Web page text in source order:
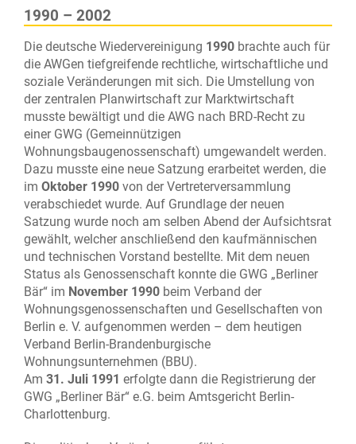
1990 – 2002
Die deutsche Wiedervereinigung 1990 brachte auch für
die AWGen tiefgreifende rechtliche, wirtschaftliche und
soziale Veränderungen mit sich. Die Umstellung von
der zentralen Planwirtschaft zur Marktwirtschaft
musste bewältigt und die AWG nach BRD-Recht zu
einer GWG (Gemeinnützigen
Wohnungsbaugenossenschaft) umgewandelt werden.
Dazu musste eine neue Satzung erarbeitet werden, die
im Oktober 1990 von der Vertreterversammlung
verabschiedet wurde. Auf Grundlage der neuen
Satzung wurde noch am selben Abend der Aufsichtsrat
gewählt, welcher anschließend den kaufmännischen
und technischen Vorstand bestellte. Mit dem neuen
Status als Genossenschaft konnte die GWG „Berliner
Bär“ im November 1990 beim Verband der
Wohnungsgenossenschaften und Gesellschaften von
Berlin e. V. aufgenommen werden – dem heutigen
Verband Berlin-Brandenburgische
Wohnungsunternehmen (BBU).
Am 31. Juli 1991 erfolgte dann die Registrierung der
GWG „Berliner Bär“ e.G. beim Amtsgericht Berlin-
Charlottenburg.